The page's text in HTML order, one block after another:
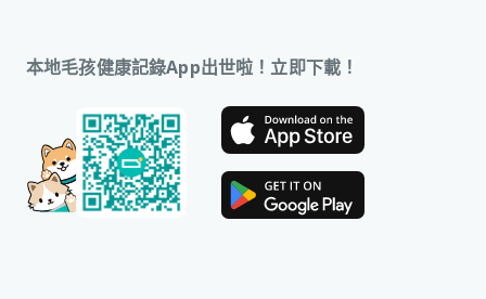
本地毛孩健康記錄App出世啦！立即下載！